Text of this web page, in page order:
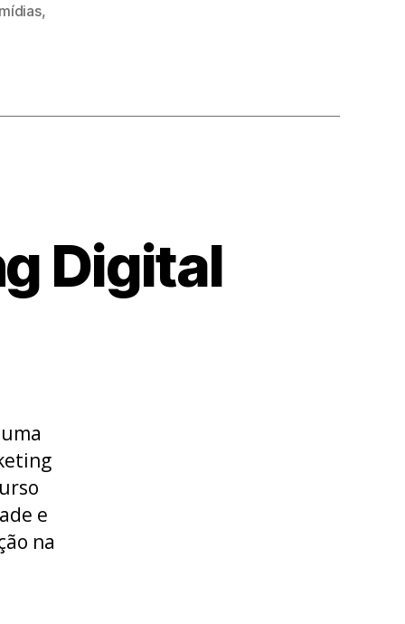
,
Digital
e
na